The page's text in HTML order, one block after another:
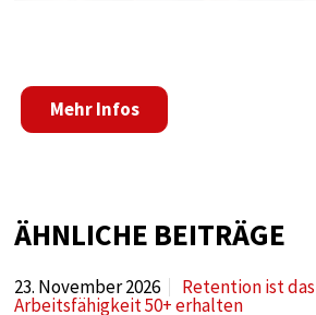
Mehr Infos
ÄHNLICHE BEITRÄGE
23. November 2026 Retention ist
Arbeitsfähigkeit 50+ erhalten
Name:
cookie_consent
Cookie Laufzeit: